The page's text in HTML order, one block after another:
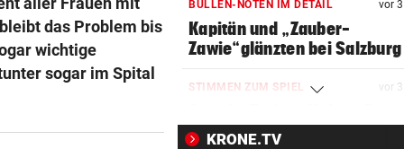
das Problem bis
wichtige
sogar im Spital
BULLEN-NOTEN IM DETAIL vor
Kapitän und „Zauber-
Zawie“glänzten bei Salzburg
STIMMEN ZUM SPIEL vor
uns besser!“
KRONE.TV